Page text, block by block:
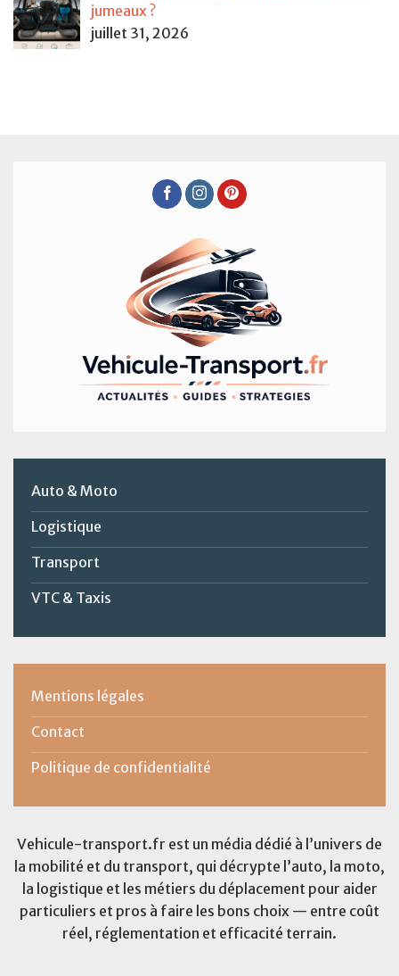
jumeaux ?
juillet 31, 2026
Auto & Moto
Logistique
Transport
VTC & Taxis
Mentions légales
Contact
Politique de confidentialité
Vehicule-transport.fr est un média dédié à l’univers de
la mobilité et du transport, qui décrypte l’auto, la moto,
la logistique et les métiers du déplacement pour aider
particuliers et pros à faire les bons choix — entre coût
réel, réglementation et efficacité terrain.